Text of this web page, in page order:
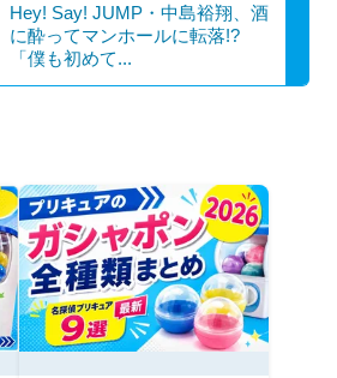
Hey! Say! JUMP・中島裕翔、酒
に酔ってマンホールに転落!?
「僕も初めて...